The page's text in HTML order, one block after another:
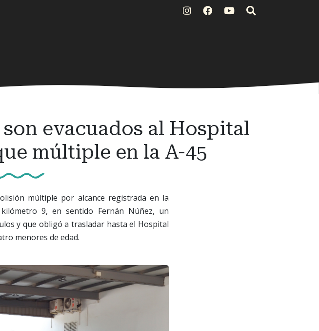
evacuados al Hospital
múltiple en la A-45
múltiple por alcance registrada en la
9, en sentido Fernán Núñez, un
y que obligó a trasladar hasta el Hospital
menores de edad.